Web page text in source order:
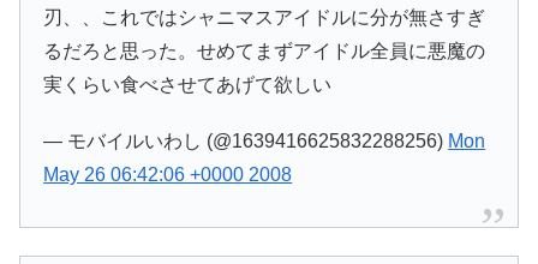
刃、、これではシャニマスアイドルに分が無さすぎ
るだろと思った。せめてまずアイドル全員に悪魔の
実くらい食べさせてあげて欲しい
— モバイルいわし (@1639416625832288256) Mon
May 26 06:42:06 +0000 2008